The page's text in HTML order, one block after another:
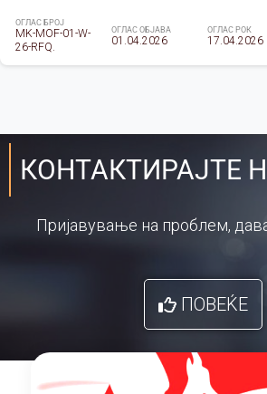
ОГЛАС БРОЈ
MK-MOF-01-W-
26-RFQ.
ОГЛАС ОБЈАВА
01.04.2026
ОГЛАС РОК
17.04.2026
КОНТАКТИРАЈТЕ
Пријавување на проблем,
ПОВЕЌЕ